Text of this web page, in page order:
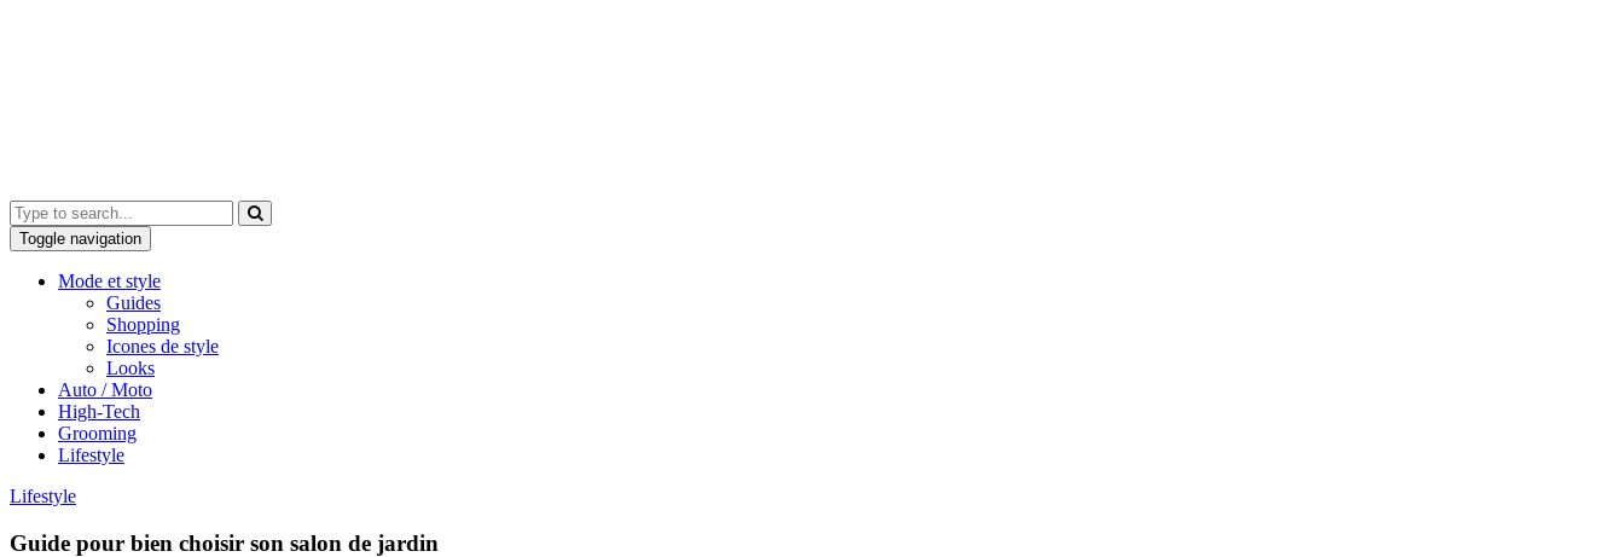
Toggle navigation
Mode et style
Guides
Shopping
Icones de style
Looks
Auto / Moto
High-Tech
Grooming
Lifestyle
Lifestyle
Guide pour bien choisir son salon de jardin